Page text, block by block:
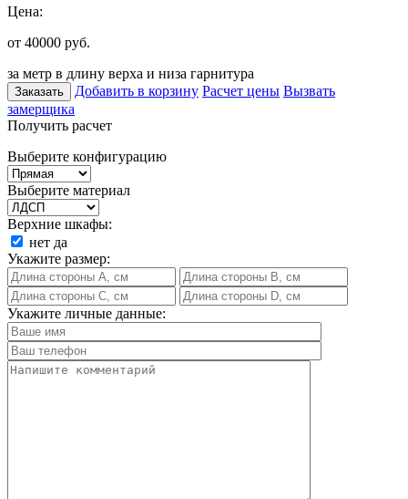
Цена:
от 40000 руб.
за метр в длину верха и низа гарнитура
Заказать Добавить в корзину Расчет цены Вызвать
замерщика
Получить расчет
Выберите конфигурацию
Выберите материал
Верхние шкафы:
нет да
Укажите размер:
Укажите личные данные: